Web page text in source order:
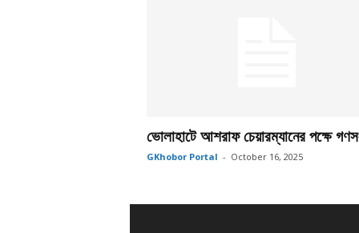
ভোলাহাটে আশরাফ চেয়ারম্যানের পক্ষে
GKhobor Portal - October 16, 2025